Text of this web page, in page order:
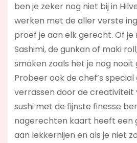
ben je zeker nog niet bij in
werken met de aller verste
proef je aan elk gerecht. Of je
Sashimi, de gunkan of maki
smaken zoals het je nog
Probeer ook de chef’s special
verrassen door de creativiteit
sushi met de fijnste finesse
nagerechten kaart heeft een
aan lekkernijen en als je niet